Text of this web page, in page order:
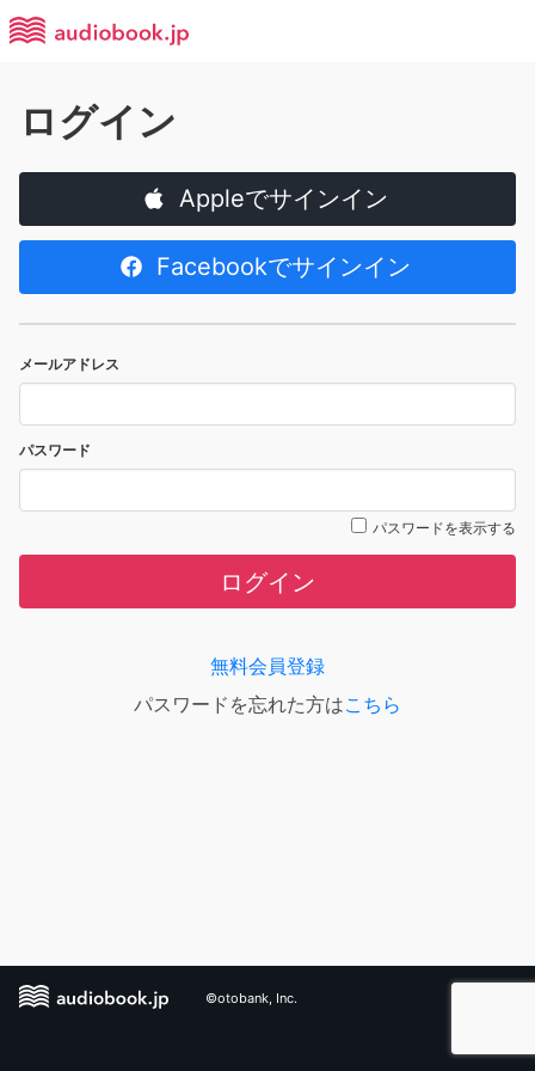
ログイン
Appleでサインイン
Facebookでサインイン
メールアドレス
パスワード
パスワードを表示する
ログイン
無料会員登録
パスワードを忘れた方はこちら
©otobank, Inc.